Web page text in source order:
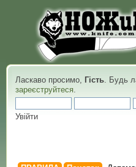
Ласкаво просимо, Гість. Будь
зареєструйтеся.
Увійти